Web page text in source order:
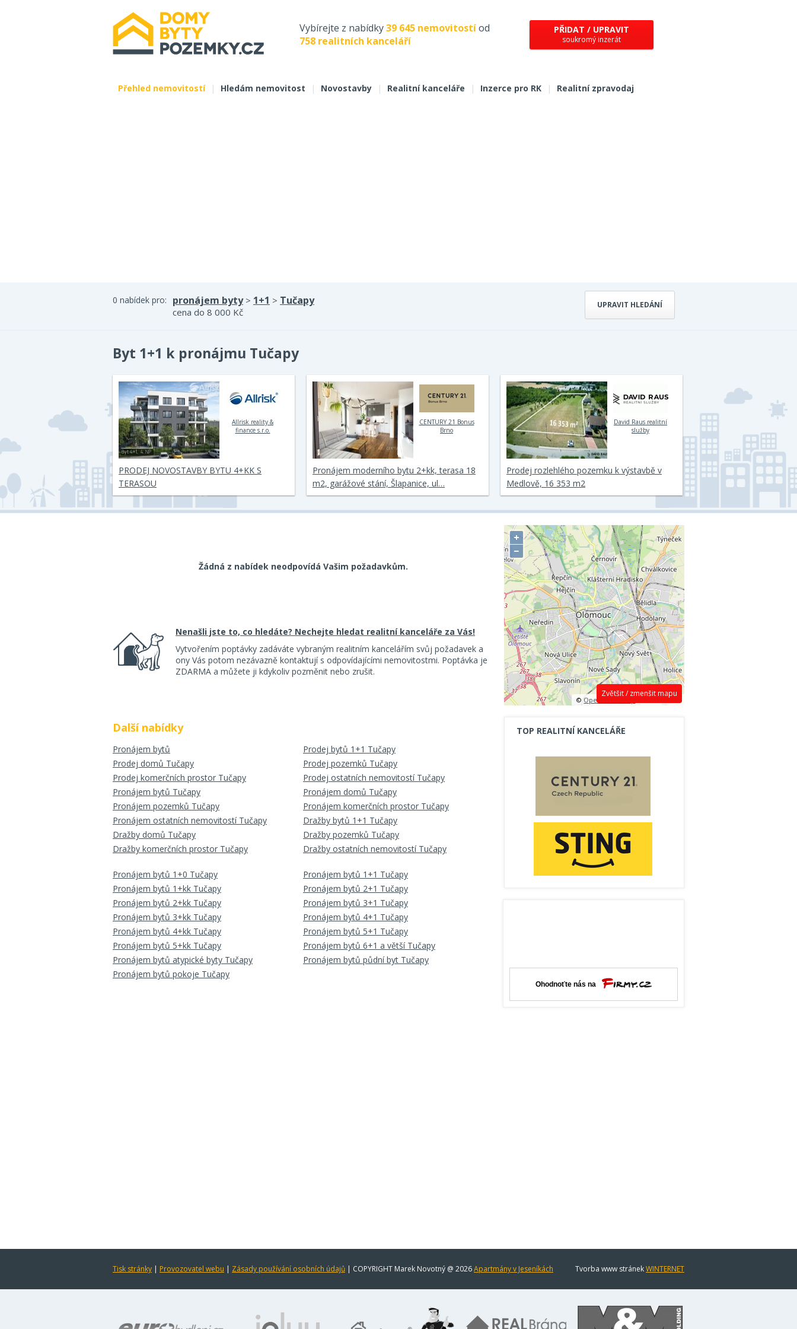
Vybírejte z nabídky39 645 nemovitostíod
758 realitních kanceláří
PŘIDAT / UPRAVIT
soukromý inzerát
Přehled nemovitostí | Hledám nemovitost | Novostavby | Realitní kanceláře | Inzerce pro RK | Realitní zpravodaj
UPRAVIT HLEDÁNÍ
0 nabídek pro: pronájem byty> 1+1 > Tučapy
cena do 8 000 Kč
Byt 1+1 k pronájmu Tučapy
Allrisk reality &
finance s.r.o.
PRODEJ NOVOSTAVBY BYTU 4+KK S
TERASOU
CENTURY 21 Bonus
Brno
Pronájem moderního bytu 2+kk, terasa 18
m2, garážové stání, Šlapanice, ul…
David Raus realitní
služby
Prodej rozlehlého pozemku k výstavbě v
Medlově, 16 353 m2
Žádná z nabídek neodpovídá Vašim požadavkům.
Nenašli jste to, co hledáte? Nechejte hledat realitní kanceláře za Vás!
Vytvořením poptávky zadáváte vybraným realitním kancelářím svůj požadavek a
ony Vás potom nezávazně kontaktují s odpovídajícími nemovitostmi. Poptávka je
ZDARMA a můžete ji kdykoliv pozměnit nebo zrušit.
Další nabídky
Pronájem bytů
Prodej bytů 1+1 Tučapy
Prodej domů Tučapy
Prodej pozemků Tučapy
Prodej komerčních prostor Tučapy
Prodej ostatních nemovitostí Tučapy
Pronájem bytů Tučapy
Pronájem domů Tučapy
Pronájem pozemků Tučapy
Pronájem komerčních prostor Tučapy
Pronájem ostatních nemovitostí Tučapy
Dražby bytů 1+1 Tučapy
Dražby domů Tučapy
Dražby pozemků Tučapy
Dražby komerčních prostor Tučapy
Dražby ostatních nemovitostí Tučapy
Pronájem bytů 1+0 Tučapy
Pronájem bytů 1+1 Tučapy
Pronájem bytů 1+kk Tučapy
Pronájem bytů 2+1 Tučapy
Pronájem bytů 2+kk Tučapy
Pronájem bytů 3+1 Tučapy
Pronájem bytů 3+kk Tučapy
Pronájem bytů 4+1 Tučapy
Pronájem bytů 4+kk Tučapy
Pronájem bytů 5+1 Tučapy
Pronájem bytů 5+kk Tučapy
Pronájem bytů 6+1 a větší Tučapy
Pronájem bytů atypické byty Tučapy
Pronájem bytů půdní byt Tučapy
Pronájem bytů pokoje Tučapy
Zvětšit / zmenšit mapu
+
−
©OpenStreetMap contributors.
TOP REALITNÍ KANCELÁŘE
Tisk stránky | Provozovatel webu | Zásady používání osobních údajů | COPYRIGHT Marek Novotný @ 2026Apartmány v Jeseníkách Tvorba www stránekWINTERNET